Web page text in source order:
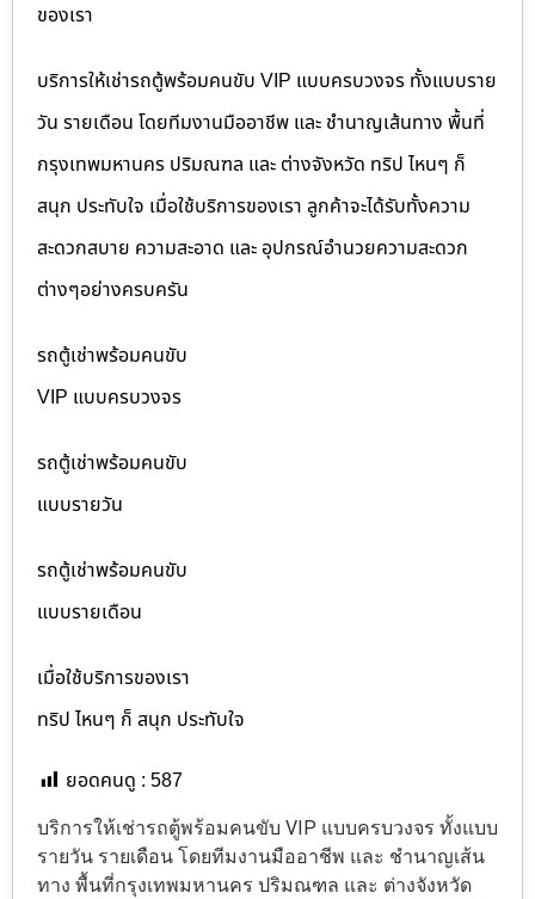
ของเรา
บริการให้เช่ารถตู้พร้อมคนขับ VIP แบบครบวงจร ทั้งแบบราย
วัน รายเดือน โดยทีมงานมืออาชีพ และ ชำนาญเส้นทาง พื้นที่
กรุงเทพมหานคร ปริมณฑล และ ต่างจังหวัด ทริป ไหนๆ ก็
สนุก ประทับใจ เมื่อใช้บริการของเรา ลูกค้าจะได้รับทั้งความ
สะดวกสบาย ความสะอาด และ อุปกรณ์อำนวยความสะดวก
ต่างๆอย่างครบครัน
รถตู้เช่าพร้อมคนขับ
VIP แบบครบวงจร
รถตู้เช่าพร้อมคนขับ
แบบรายวัน
รถตู้เช่าพร้อมคนขับ
แบบรายเดือน
เมื่อใช้บริการของเรา
ทริป ไหนๆ ก็ สนุก ประทับใจ
ยอดคนดู : 587
บริการให้เช่ารถตู้พร้อมคนขับ VIP แบบครบวงจร ทั้งแบบ
รายวัน รายเดือน โดยทีมงานมืออาชีพ และ ชำนาญเส้น
ทาง พื้นที่กรุงเทพมหานคร ปริมณฑล และ ต่างจังหวัด